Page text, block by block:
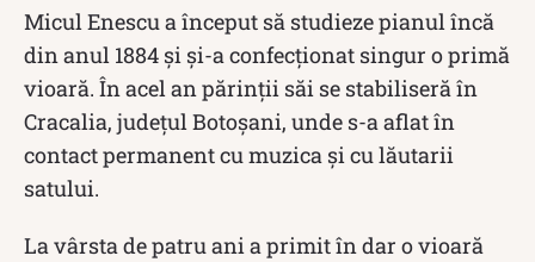
Micul Enescu a început să studieze pianul încă
din anul 1884 și și-a confecționat singur o primă
vioară. În acel an părinții săi se stabiliseră în
Cracalia, județul Botoșani, unde s-a aflat în
contact permanent cu muzica și cu lăutarii
satului.
La vârsta de patru ani a primit în dar o vioară